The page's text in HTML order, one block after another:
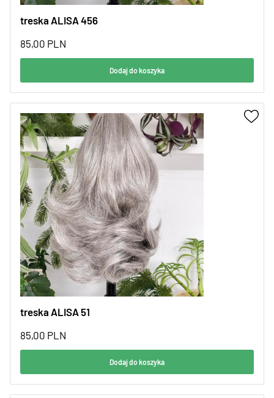
treska ALISA 456
85,00 PLN
Dodaj do koszyka
treska ALISA 51
85,00 PLN
Dodaj do koszyka